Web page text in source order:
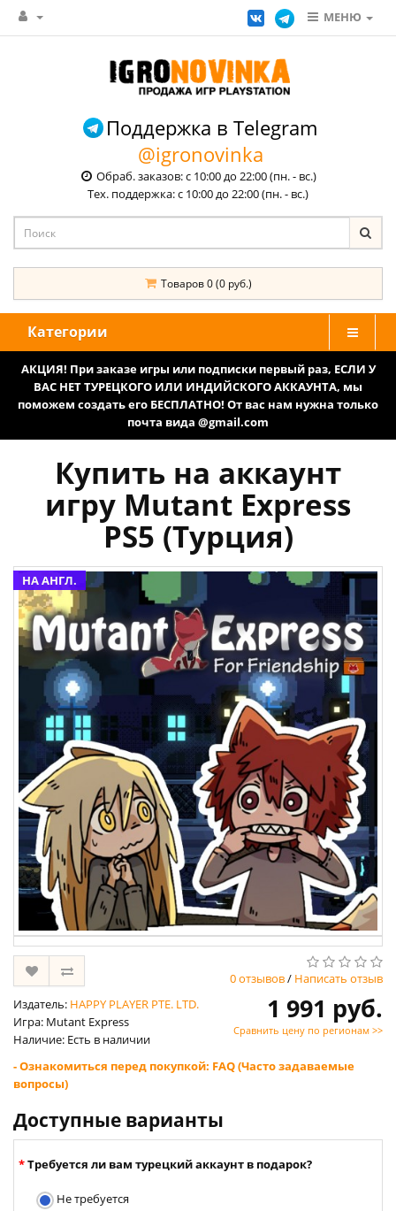
МЕНЮ
Поддержка в Telegram
@igronovinka
Обраб. заказов: с 10:00 до 22:00 (пн. - вс.)
Тех. поддержка: с 10:00 до 22:00 (пн. - вс.)
Товаров 0 (0 руб.)
Категории
АКЦИЯ! При заказе игры или подписки первый раз, ЕСЛИ У
ВАС НЕТ ТУРЕЦКОГО ИЛИ ИНДИЙСКОГО АККАУНТА, мы
поможем создать его БЕСПЛАТНО! От вас нам нужна только
почта вида @gmail.com
Купить на аккаунт
игру Mutant Express
PS5 (Турция)
НА АНГЛ.
0 отзывов/ Написать отзыв
Издатель: HAPPY PLAYER PTE. LTD.
Игра: Mutant Express
Наличие: Есть в наличии
1 991 руб.
Сравнить цену по регионам >>
- Ознакомиться перед покупкой: FAQ (Часто задаваемые
вопросы)
Доступные варианты
Требуется ли вам турецкий аккаунт в подарок?
Не требуется